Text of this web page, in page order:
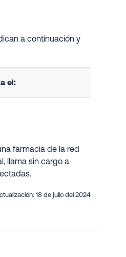
a continuación y
el:
farmacia de la red
llama sin cargo a
18 de julio del 2024